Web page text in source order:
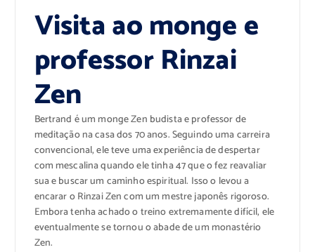
Visita ao monge e
professor Rinzai
Zen
Bertrand é um monge Zen budista e professor de
meditação na casa dos 70 anos. Seguindo uma carreira
convencional, ele teve uma experiência de despertar
com mescalina quando ele tinha 47 que o fez reavaliar
sua e buscar um caminho espiritual. Isso o levou a
encarar o Rinzai Zen com um mestre japonês rigoroso.
Embora tenha achado o treino extremamente difícil, ele
eventualmente se tornou o abade de um monastério
Zen.